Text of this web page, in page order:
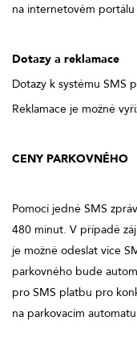
na internetovém portálu
Dotazy a reklamace
Dotazy k systému SMS
Reklamace je možné
CENY PARKOVNÉHO
Pomocí jedné SMS
480 minut. V případě
je možné odeslat více
parkovného bude
pro SMS platbu pro
na parkovacím